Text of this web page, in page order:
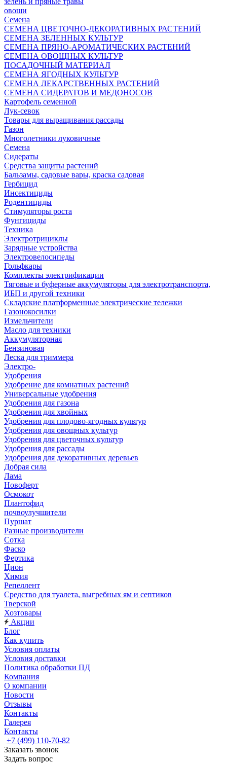
овощи
Семена
СЕМЕНА ЦВЕТОЧНО-ДЕКОРАТИВНЫХ РАСТЕНИЙ
СЕМЕНА ЗЕЛЕННЫХ КУЛЬТУР
СЕМЕНА ПРЯНО-АРОМАТИЧЕСКИХ РАСТЕНИЙ
СЕМЕНА ОВОЩНЫХ КУЛЬТУР
ПОСАДОЧНЫЙ МАТЕРИАЛ
СЕМЕНА ЯГОДНЫХ КУЛЬТУР
СЕМЕНА ЛЕКАРСТВЕННЫХ РАСТЕНИЙ
СЕМЕНА СИДЕРАТОВ И МЕДОНОСОВ
Картофель семенной
Лук-севок
Товары для выращивания рассады
Газон
Многолетники луковичные
Семена
Сидераты
Средства защиты растений
Бальзамы, садовые вары, краска садовая
Гербицид
Инсектициды
Родентициды
Стимуляторы роста
Фунгициды
Техника
Электротрициклы
Зарядные устройства
Электровелосипеды
Гольфкары
Комплекты электрификации
Тяговые и буферные аккумуляторы для электротранспорта,
ИБП и другой техники
Складские платформенные электрические тележки
Газонокосилки
Измельчители
Масло для техники
Аккумуляторная
Бензиновая
Леска для триммера
Электро-
Удобрения
Удобрение для комнатных растений
Универсальные удобрения
Удобрения для газона
Удобрения для хвойных
Удобрения для плодово-ягодных культур
Удобрения для овощных культур
Удобрения для цветочных культур
Удобрения для рассады
Удобрения для декоративных деревьев
Добрая сила
Лама
Новоферт
Осмокот
Плантофид
почвоулучшители
Пуршат
Разные производители
Сотка
Фаско
Фертика
Цион
Химия
Репеллент
Средство для туалета, выгребных ям и септиков
Тверской
Хозтовары
Акции
Блог
Как купить
Условия оплаты
Условия доставки
Политика обработки ПД
Компания
О компании
Новости
Отзывы
Контакты
Галерея
Контакты
+7 (499) 110-70-82
Заказать звонок
Задать вопрос